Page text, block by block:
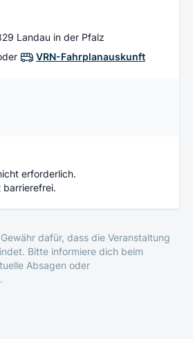
Landau in der Pfalz
VRN-Fahrplanauskunft
erforderlich.
barrierefrei.
dafür, dass die Veranstaltung
Bitte informiere dich beim
Absagen oder